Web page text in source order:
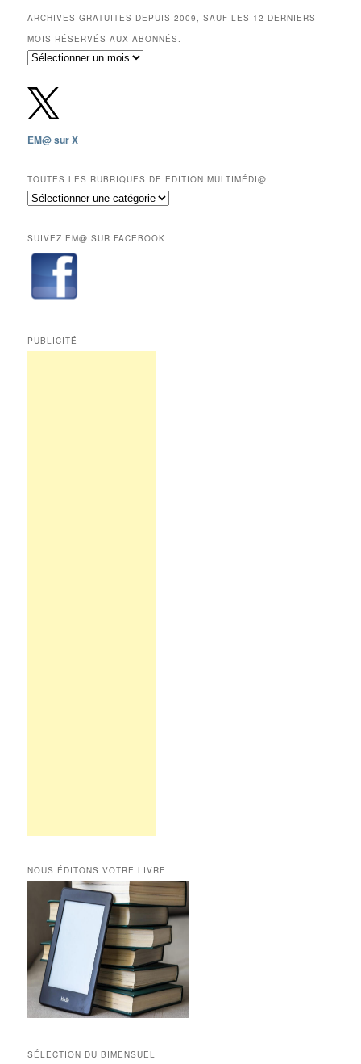
ARCHIVES GRATUITES DEPUIS 2009, SAUF LES 12 DERNIERS
MOIS RÉSERVÉS AUX ABONNÉS.
Archives
depuis
2009,
sauf
12
mois
réservés
aux
EM@ sur X
TOUTES LES RUBRIQUES DE EDITION MULTIMÉDI@
Toutes
de
Edition
Multimédi@
SUIVEZ EM@ SUR FACEBOOK
PUBLICITÉ
NOUS ÉDITONS VOTRE LIVRE
SÉLECTION DU BIMENSUEL